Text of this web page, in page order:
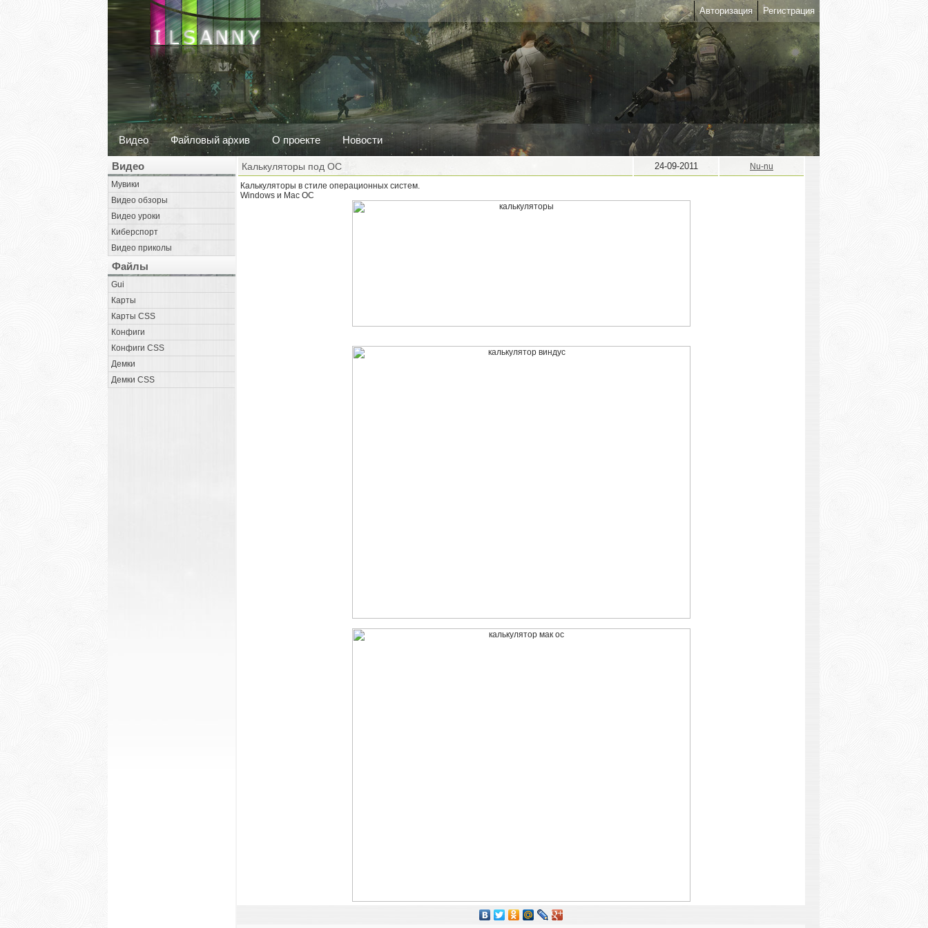
Авторизация Регистрация
Видео Файловый архив О проекте Новости
Видео
Мувики
Видео обзоры
Видео уроки
Киберспорт
Видео приколы
Файлы
Gui
Карты
Карты CSS
Конфиги
Конфиги CSS
Демки
Демки CSS
Калькуляторы под ОС 24-09-2011
Nu-nu
Калькуляторы в стиле операционных систем.
Windows и Mac OC